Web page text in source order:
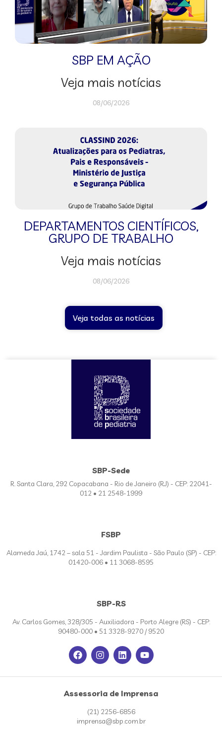
SBP EM AÇÃO
Veja mais notícias
08/06/2026
DEPARTAMENTOS CIENTÍFICOS,
GRUPO DE TRABALHO
Veja mais notícias
08/06/2026
Veja todas as notícias
SBP-Sede
R. Santa Clara, 292 Copacabana - Rio de Janeiro (RJ) - CEP: 22041-
012 • 21 2548-1999
FSBP
Alameda Jaú, 1742 – sala 51 - Jardim Paulista - São Paulo (SP) - CEP:
01420-006 • 11 3068-8595
SBP-RS
Av. Carlos Gomes, 328/305 - Auxiliadora - Porto Alegre (RS) - CEP:
90480-000 • 51 3328-9270 / 9520
Assessoria de Imprensa
(21) 2256-6856
imprensa@sbp.com.br